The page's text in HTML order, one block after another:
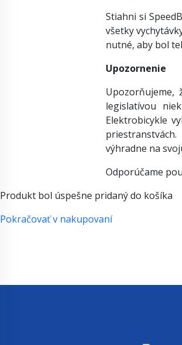
Stiahni si
všetky
nutné, aby bol
Upozornenie
Upozorňujeme,
legislatívou
Elektrobicykle
výhradne na
Odporúčame
Produkt bol úspešne pridaný do košíka
Pokračovať v nakupovaní